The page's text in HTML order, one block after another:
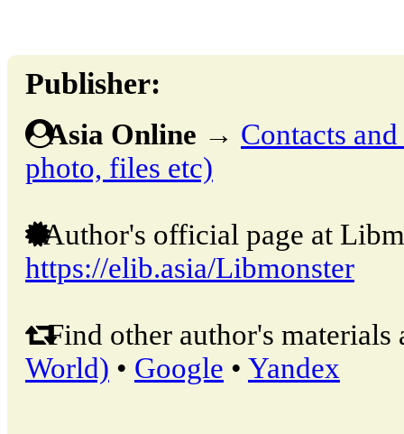
Publisher:
Asia Online → Contacts
photo, files etc)
Author's official page at
https://elib.asia/Libmonster
Find other author's materials
World) • Google • Yandex